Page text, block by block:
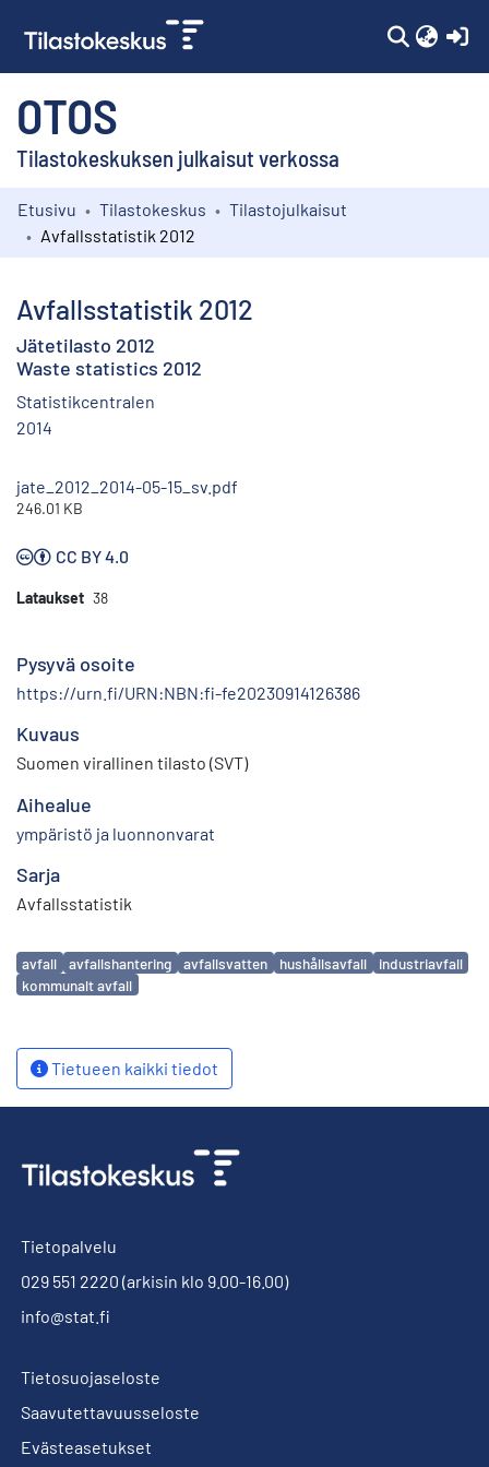
OTOS
Tilastokeskuksen julkaisut verkossa
Kokoelmat
Etusivu Tilastokeskus
Tilastojulkaisut
Avfallsstatistik 2012
Avfallsstatistik 2012
Jätetilasto 2012
Waste statistics 2012
Statistikcentralen
2014
jate_2012_2014-05-15_sv.pdf
246.01 KB
CC BY 4.0
Lataukset 38
Pysyvä osoite
https://urn.fi/URN:NBN:fi-fe20230914126386
Kuvaus
Suomen virallinen tilasto (SVT)
Aihealue
ympäristö ja luonnonvarat
Sarja
Avfallsstatistik
Avainsanat
avfall avfallshantering avfallsvatten hushållsavfall
industriavfall
kommunalt avfall
Tietueen kaikki tiedot
Tietopalvelu
029 551 2220 (arkisin klo 9.00-16.00)
info@stat.fi
Tietosuojaseloste
Saavutettavuusseloste
Evästeasetukset